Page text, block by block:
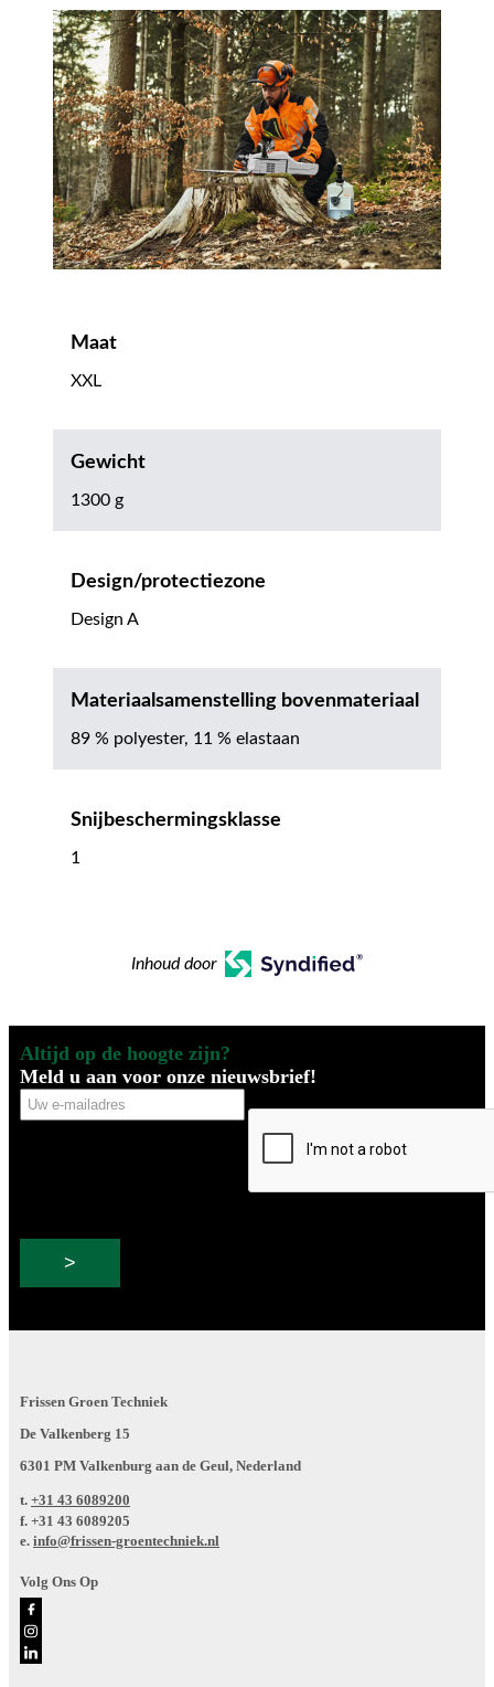
Maat
XXL
Gewicht
1300 g
Design/protectiezone
Design A
Materiaalsamenstelling bovenmateriaal
89 % polyester, 11 % elastaan
Snijbeschermingsklasse
1
Inhoud door
Altijd op de hoogte zijn?
Meld u aan voor onze nieuwsbrief!
Uw
e-
Frissen Groen Techniek
De Valkenberg 15
6301 PM Valkenburg aan de Geul, Nederland
t. +31 43 6089200
f. +31 43 6089205
e. info@frissen-groentechniek.nl
Volg Ons Op